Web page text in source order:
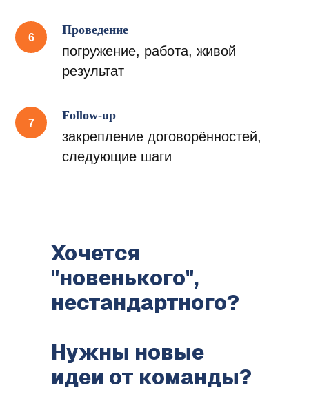
достижение амбициозных
повышение командной
эффективности
ускорение работы
3
Команда, по сути, является просто
рабочей группой, в которой
отсутствует, результативность
невысокая.
Проведение
погружение, работа, живой
результат
Follow-up
закрепление договорённостей,
следующие шаги
Хочется
"новенького",
нестандартного?
Нужны новые
идеи от команды?